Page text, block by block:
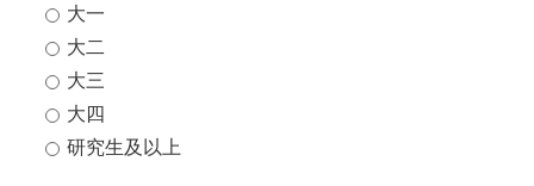
大一
大二
大三
大四
研究生及以上